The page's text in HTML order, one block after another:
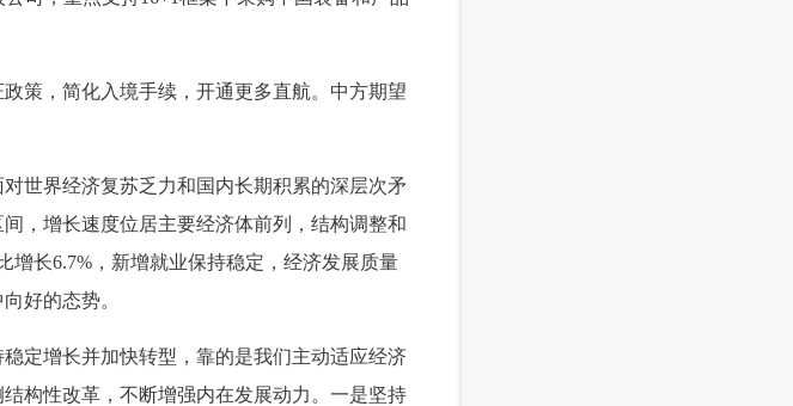
，简化入境手续，开通更多直航。中方期望
界经济复苏乏力和国内长期积累的深层次矛
，增长速度位居主要经济体前列，结构调整和
增长6.7%，新增就业保持稳定，经济发展质量
好的态势。
增长并加快转型，靠的是我们主动适应经济
构性改革，不断增强内在发展动力。一是坚持